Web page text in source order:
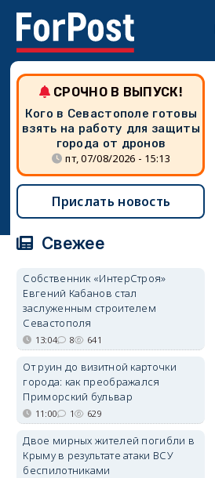
СРОЧНО В ВЫПУСК!
Кого в Севастополе готовы
взять на работу для защиты
города от дронов
пт, 07/08/2026 - 15:13
Прислать новость
Свежее
Собственник «ИнтерСтроя»
Евгений Кабанов стал
заслуженным строителем
Севастополя
13:04 8 641
От руин до визитной карточки
города: как преображался
Приморский бульвар
11:00 1 629
Двое мирных жителей погибли в
Крыму в результате атаки ВСУ
беспилотниками